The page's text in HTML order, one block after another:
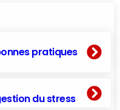
pratiques
du stress